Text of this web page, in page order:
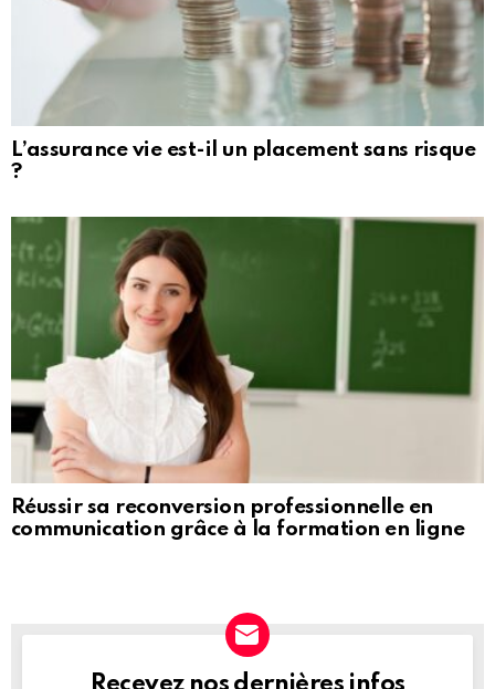
L’assurance vie est-il un placement sans risque
?
Réussir sa reconversion professionnelle en
communication grâce à la formation en ligne
NEWSLETTER